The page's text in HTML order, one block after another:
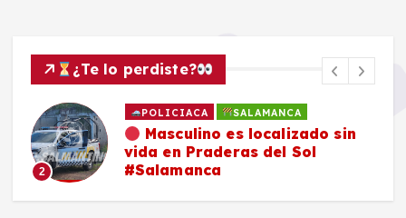
¿Te lo perdiste?
2
POLICIACA SALAMANCA
Masculino es localizado sin
vida en Praderas del Sol
#Salamanca